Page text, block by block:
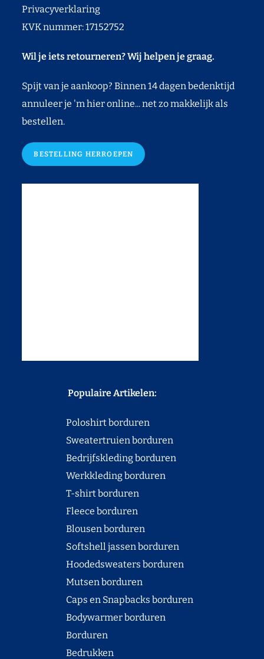
Privacyverklaring
KVK nummer: 17152752
Wil je iets retourneren? Wij helpen je graag.
Spijt van je aankoop? Binnen 14 dagen bedenktijd
annuleer je 'm hier online... net zo makkelijk als
bestellen.
BESTELLING HERROEPEN
Populaire Artikelen:
Poloshirt borduren
Sweatertruien borduren
Bedrijfskleding borduren
Werkkleding borduren
T-shirt borduren
Fleece borduren
Blousen borduren
Softshell jassen borduren
Hoodedsweaters borduren
Mutsen borduren
Caps en Snapbacks borduren
Bodywarmer borduren
Borduren
Bedrukken